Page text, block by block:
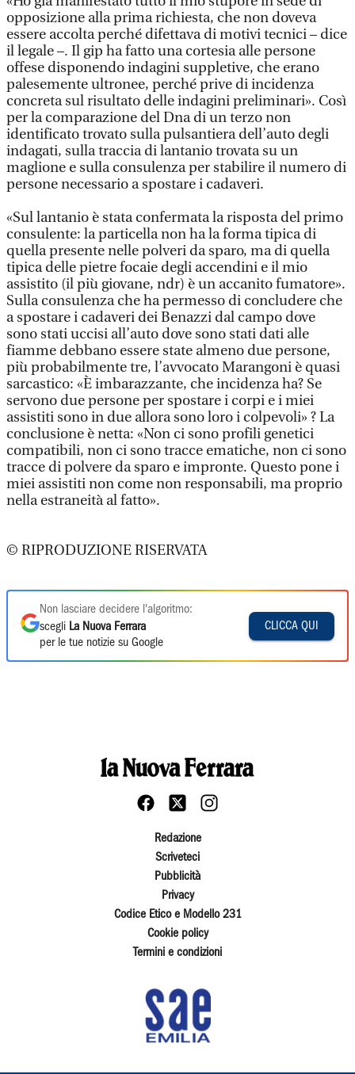
opposizione alla prima richiesta, che non doveva
essere accolta perché difettava di motivi tecnici – dice
il legale –. Il gip ha fatto una cortesia alle persone
offese disponendo indagini suppletive, che erano
palesemente ultronee, perché prive di incidenza
concreta sul risultato delle indagini preliminari». Così
per la comparazione del Dna di un terzo non
identificato trovato sulla pulsantiera dell’auto degli
indagati, sulla traccia di lantanio trovata su un
maglione e sulla consulenza per stabilire il numero di
persone necessario a spostare i cadaveri.
«Sul lantanio è stata confermata la risposta del primo
consulente: la particella non ha la forma tipica di
quella presente nelle polveri da sparo, ma di quella
tipica delle pietre focaie degli accendini e il mio
assistito (il più giovane, ndr) è un accanito fumatore».
Sulla consulenza che ha permesso di concludere che
a spostare i cadaveri dei Benazzi dal campo dove
sono stati uccisi all’auto dove sono stati dati alle
fiamme debbano essere state almeno due persone,
più probabilmente tre, l’avvocato Marangoni è quasi
sarcastico: «È imbarazzante, che incidenza ha? Se
servono due persone per spostare i corpi e i miei
assistiti sono in due allora sono loro i colpevoli» ? La
conclusione è netta: «Non ci sono profili genetici
compatibili, non ci sono tracce ematiche, non ci sono
tracce di polvere da sparo e impronte. Questo pone i
miei assistiti non come non responsabili, ma proprio
nella estraneità al fatto».
© RIPRODUZIONE RISERVATA
Non lasciare decidere l'algoritmo:
scegli La Nuova Ferrara
per le tue notizie su Google
CLICCA QUI
Redazione
Scriveteci
Pubblicità
Privacy
Codice Etico e Modello 231
Cookie policy
Termini e condizioni